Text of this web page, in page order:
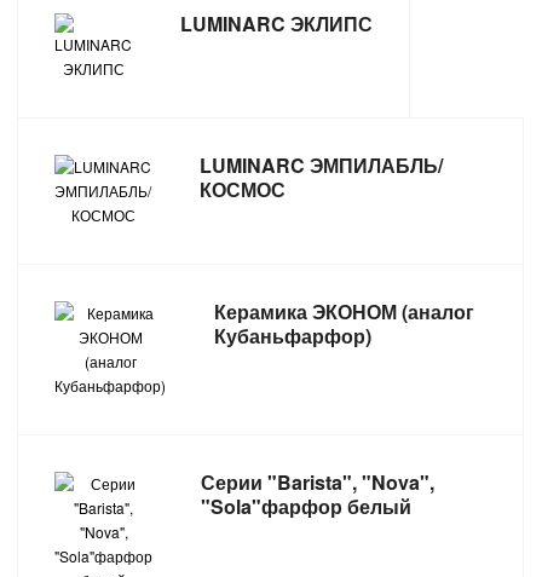
LUMINARC ЭКЛИПС
LUMINARC ЭМПИЛАБЛЬ/
КОСМОС
Керамика ЭКОНОМ (аналог
Кубаньфарфор)
Серии "Barista", "Nova",
"Sola"фарфор белый